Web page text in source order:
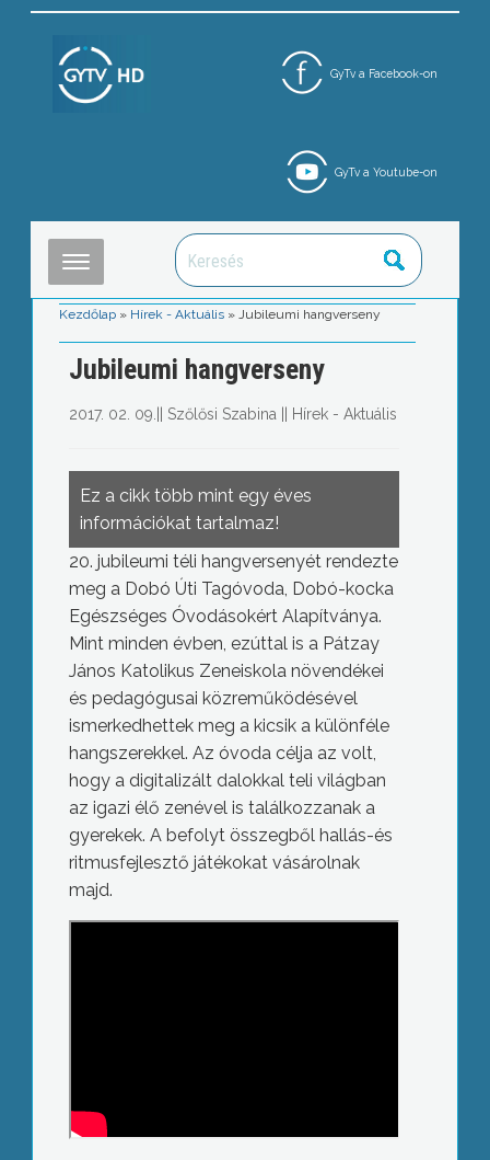
GyTv a Facebook-on
GyTv a Youtube-on
Kezdőlap » Hírek - Aktuális »Jubileumi hangverseny
Jubileumi hangverseny
2017. 02. 09. Szőlősi Szabina Hírek - Aktuális
Ez a cikk több mint egy éves
információkat tartalmaz!
20. jubileumi téli hangversenyét rendezte
meg a Dobó Úti Tagóvoda, Dobó-kocka
Egészséges Óvodásokért Alapítványa.
Mint minden évben, ezúttal is a Pátzay
János Katolikus Zeneiskola növendékei
és pedagógusai közreműködésével
ismerkedhettek meg a kicsik a különféle
hangszerekkel. Az óvoda célja az volt,
hogy a digitalizált dalokkal teli világban
az igazi élő zenével is találkozzanak a
gyerekek. A befolyt összegből hallás-és
ritmusfejlesztő játékokat vásárolnak
majd.